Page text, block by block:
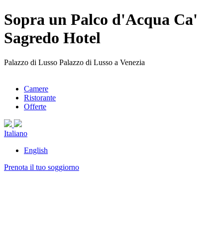
Sopra un Palco d'Acqua Ca'
Sagredo Hotel
Palazzo di Lusso Palazzo di Lusso a Venezia
Camere
Ristorante
Offerte
Italiano
English
Prenota il tuo soggiorno